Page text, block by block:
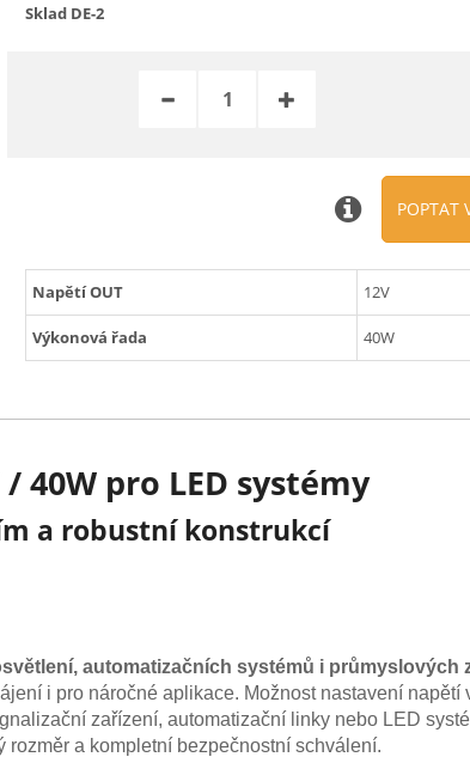
Sklad DE-2
POPTAT
Napětí OUT 12V
Výkonová řada 40W
40W pro LED systémy
a robustní konstrukcí
automatizačních systémů i průmyslových
i pro náročné aplikace. Možnost nastavení napětí
zařízení, automatizační linky nebo LED
rozměr a kompletní bezpečnostní schválení.